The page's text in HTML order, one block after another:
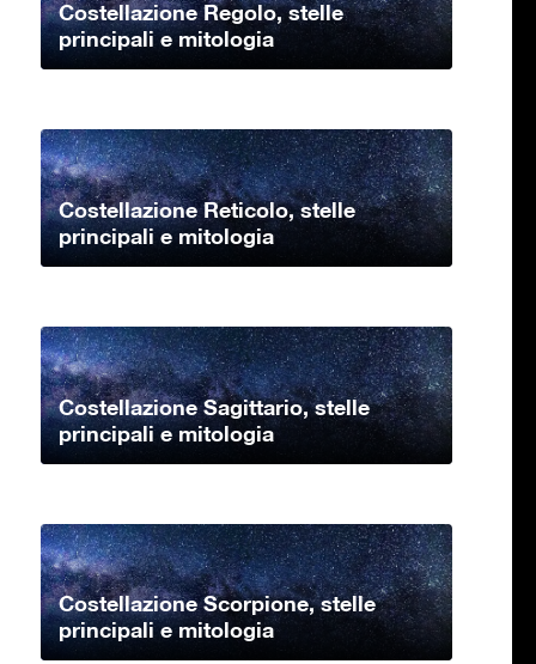
Costellazione Regolo, stelle
principali e mitologia
Costellazione Reticolo, stelle
principali e mitologia
Costellazione Sagittario, stelle
principali e mitologia
Costellazione Scorpione, stelle
principali e mitologia